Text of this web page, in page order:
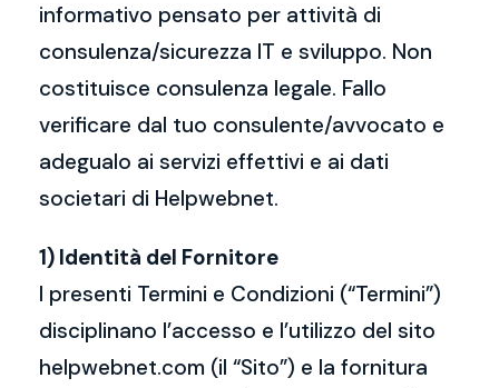
informativo pensato per attività di
consulenza/sicurezza IT e sviluppo. Non
costituisce consulenza legale. Fallo
verificare dal tuo consulente/avvocato e
adegualo ai servizi effettivi e ai dati
societari di Helpwebnet.
1) Identità del Fornitore
I presenti Termini e Condizioni (“Termini”)
disciplinano l’accesso e l’utilizzo del sito
helpwebnet.com (il “Sito”) e la fornitura